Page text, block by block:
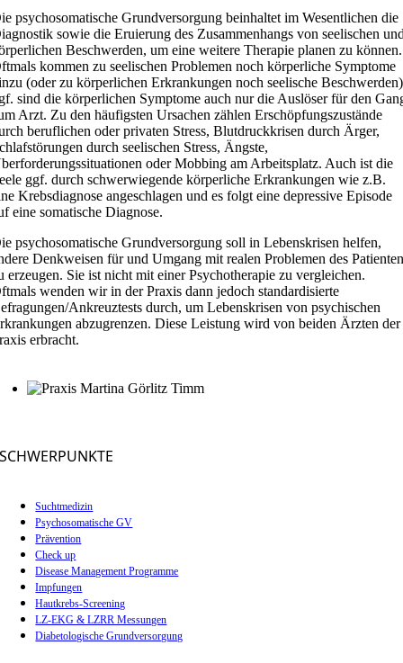
psychosomatische Grundversorgung beinhaltet im Wesentlichen die
sowie die Eruierung des Zusammenhangs von seelischen
Beschwerden, um eine weitere Therapie planen zu können.
kommen zu seelischen Problemen noch körperliche Symptome
(oder zu körperlichen Erkrankungen noch seelische
sind die körperlichen Symptome auch nur die Auslöser für den
Arzt. Zu den häufigsten Ursachen zählen Erschöpfungszustände
beruflichen oder privaten Stress, Blutdruckkrisen durch Ärger,
durch seelischen Stress, Ängste,
oder Mobbing am Arbeitsplatz. Auch ist die
ggf. durch schwerwiegende körperliche Erkrankungen wie z.B.
Krebsdiagnose angeschlagen und es folgt eine depressive Episode
eine somatische Diagnose.
psychosomatische Grundversorgung soll in Lebenskrisen helfen,
Denkweisen für und Umgang mit realen Problemen des
erzeugen. Sie ist nicht mit einer Psychotherapie zu vergleichen.
wenden wir in der Praxis dann jedoch standardisierte
Ankreuztests durch, um Lebenskrisen von psychischen
abzugrenzen. Diese Leistung wird von beiden Ärzten der
erbracht.
SCHWERPUNKTE
Suchtmedizin
Psychosomatische GV
Prävention
Check up
Disease Management Programme
Impfungen
Hautkrebs-Screening
LZ-EKG & LZRR Messungen
Diabetologische Grundversorgung